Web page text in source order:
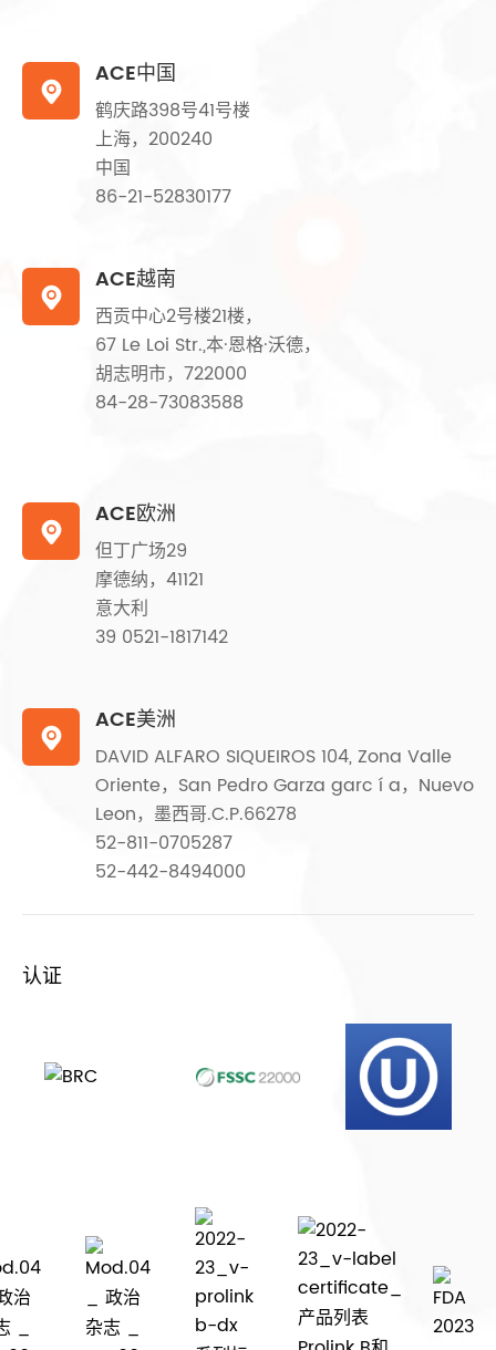

ACE中国
鹤庆路398号41号楼
上海，200240
中国
86-21-52830177

ACE越南
西贡中心2号楼21楼，
67 Le Loi Str.,本·恩格·沃德，
胡志明市，722000
84-28-73083588

ACE欧洲
但丁广场29
摩德纳，41121
意大利
39 0521-1817142

ACE美洲
DAVID ALFARO SIQUEIROS 104, Zona Valle
Oriente，San Pedro Garza garc í a，Nuevo
Leon，墨西哥.C.P.66278
52-811-0705287
52-442-8494000
认证